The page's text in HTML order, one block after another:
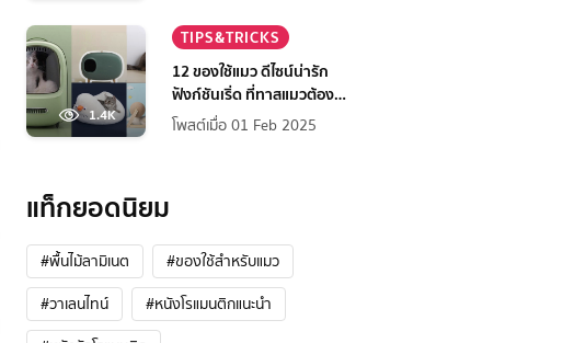
1.4K
TIPS&TRICKS
12 ของใช้แมว ดีไซน์น่ารัก
ฟังก์ชันเริ่ด ที่ทาสแมวต้องมี
ไว้มัดใจเจ้านาย
โพสต์เมื่อ 01 Feb 2025
แท็กยอดนิยม
#พื้นไม้ลามิเนต
#ของใช้สำหรับแมว
#วาเลนไทน์
#หนังโรแมนติกแนะนํา